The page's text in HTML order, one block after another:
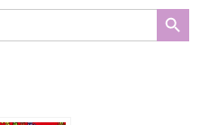
Search Button